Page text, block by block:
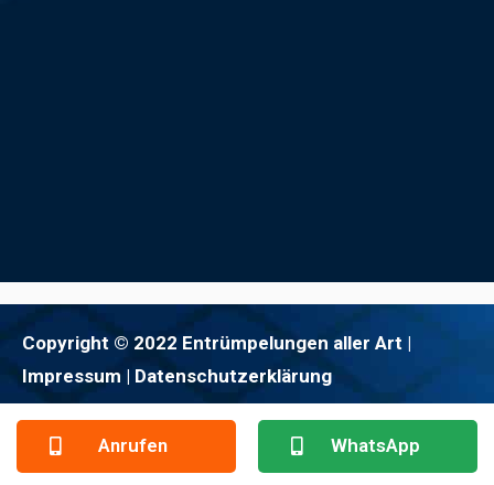
Copyright © 2022 Entrümpelungen aller Art |
Impressum | Datenschutzerklärung
Anrufen WhatsApp